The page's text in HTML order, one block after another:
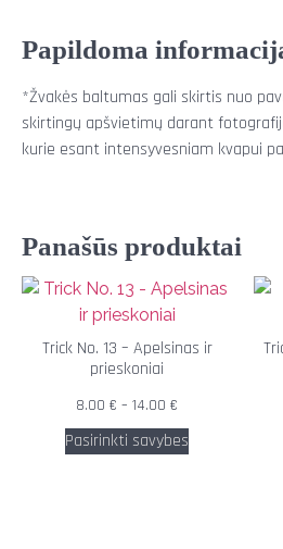
Papildoma
*Žvakės baltumas gali skirtis nuo
skirtingų apšvietimų darant
kurie esant intensyvesniam kvapui
Panašūs produktai
Trick No. 13 – Apelsinas ir
prieskoniai
8.00 € – 14.00 €
Pasirinkti savybes